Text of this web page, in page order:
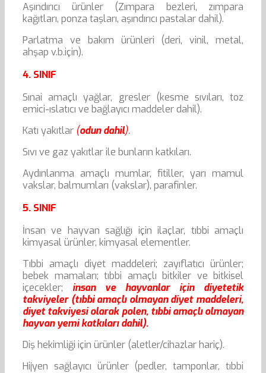
Aşındırıcı ürünler (Zımpara bezleri, zımpara
kağıtları, ponza taşları, aşındırıcı pastalar dahil).
Parlatma ve bakım ürünleri (deri, vinil, metal,
ahşap v.b.için).
4. SINIF
Sınai amaçlı yağlar, gresler (kesme sıvıları, toz
emici-ıslatıcı ve bağlayıcı maddeler dahil).
Katı yakıtlar (odun dahil).
Sıvı ve gaz yakıtlar ile bunların katkıları.
Aydınlanma amaçlı mumlar, fitiller, yarı mamul
vakslar, balmumları (vakslar), parafinler.
5. SINIF
İnsan ve hayvan sağlığı için ilaçlar, tıbbi amaçlı
kimyasal ürünler, kimyasal elementler.
Tıbbi amaçlı diyet maddeleri; zayıflatıcı ürünler;
bebek mamaları; tıbbi amaçlı bitkiler ve bitkisel
içecekler; insan ve hayvanlar için diyetetik
takviyeler (tıbbi amaçlı olmayan diyet maddeleri,
diyet takviyesi olarak polen, tıbbi amaçlı olmayan
hayvan yemi katkıları dahil).
Diş hekimliği için ürünler (aletler/cihazlar hariç).
Hijyen sağlayıcı ürünler (pedler, tamponlar, tıbbi